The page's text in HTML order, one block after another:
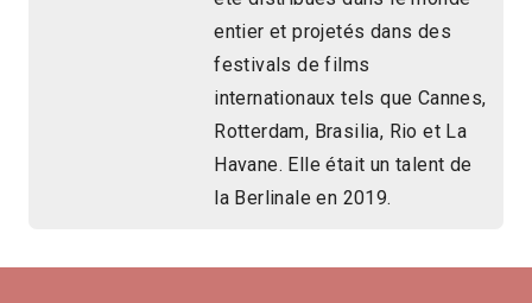
entier et projetés dans des
festivals de films
internationaux tels que Cannes,
Rotterdam, Brasilia, Rio et La
Havane. Elle était un talent de
la Berlinale en 2019.